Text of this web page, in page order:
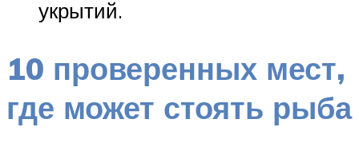
укрытий.
10 проверенных мест,
где может стоять рыба